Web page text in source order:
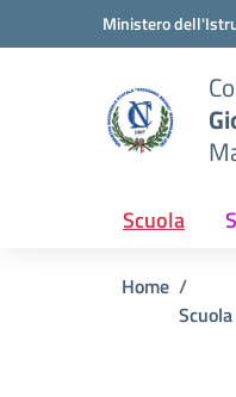
Vai ai contenuti
Vai al menu di navigazione
Ministero
Scuola
Home
Scuola